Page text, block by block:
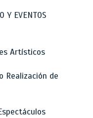
Y EVENTOS
Artísticos
Realización de